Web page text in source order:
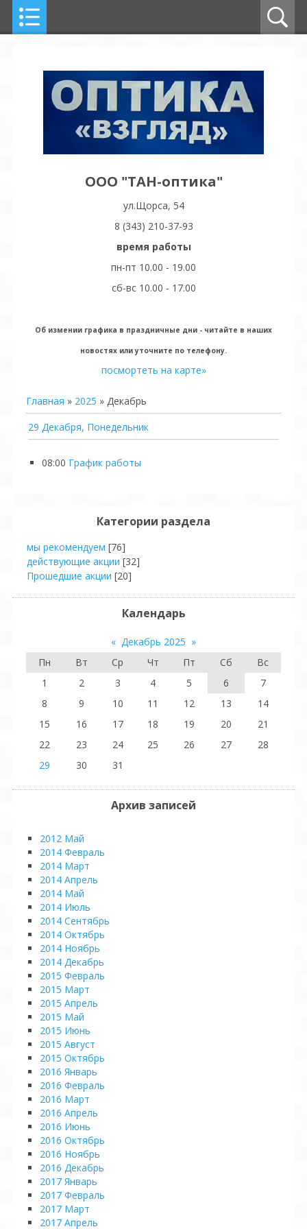
ООО "ТАН-оптика"
ул.Щорса, 54
8 (343) 210-37-93
время работы
пн-пт 10.00 - 19.00
сб-вс 10.00 - 17.00
Об измении графика в праздничные дни - читайте в наших
новостях или уточните по телефону.
посмортеть на карте»
Главная » 2025 » Декабрь
29 Декабря, Понедельник
08:00 График работы
Категории раздела
мы рекомендуем [76]
действующие акции [32]
Прошедшие акции [20]
Календарь
« Декабрь 2025 »
Пн
Вт Ср Чт Пт Сб
Вс
1
2 3 4 5 6
7
8
9 10 11 12 13
14
15
16 17 18 19 20
21
22
23 24 25 26 27
28
29
30 31
Архив записей
2012 Май
2014 Февраль
2014 Март
2014 Апрель
2014 Май
2014 Июль
2014 Сентябрь
2014 Октябрь
2014 Ноябрь
2014 Декабрь
2015 Февраль
2015 Март
2015 Апрель
2015 Май
2015 Июнь
2015 Август
2015 Октябрь
2016 Январь
2016 Февраль
2016 Март
2016 Апрель
2016 Июнь
2016 Октябрь
2016 Ноябрь
2016 Декабрь
2017 Январь
2017 Февраль
2017 Март
2017 Апрель